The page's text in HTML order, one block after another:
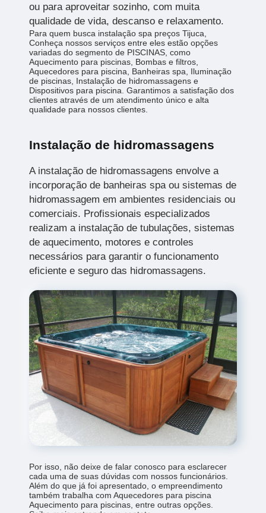
ou para aproveitar sozinho, com muita
qualidade de vida, descanso e relaxamento.
Para quem busca instalação spa preços Tijuca,
Conheça nossos serviços entre eles estão opções
variadas do segmento de PISCINAS, como
Aquecimento para piscinas, Bombas e filtros,
Aquecedores para piscina, Banheiras spa, Iluminação
de piscinas, Instalação de hidromassagens e
Dispositivos para piscina. Garantimos a satisfação dos
clientes através de um atendimento único e alta
qualidade para nossos clientes.
Instalação de hidromassagens
A instalação de hidromassagens envolve a
incorporação de banheiras spa ou sistemas de
hidromassagem em ambientes residenciais ou
comerciais. Profissionais especializados
realizam a instalação de tubulações, sistemas
de aquecimento, motores e controles
necessários para garantir o funcionamento
eficiente e seguro das hidromassagens.
Por isso, não deixe de falar conosco para esclarecer
cada uma de suas dúvidas com nossos funcionários.
Além do que já foi apresentado, o empreendimento
também trabalha com Aquecedores para piscina
Aquecimento para piscinas, entre outras opções.